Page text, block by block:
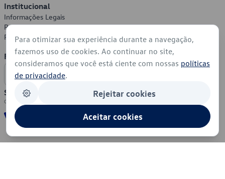
Institucional
Informações Legais
Política de Privacidade
Política de Cookies
Formas de Pagamento
Segurança
Para otimizar sua experiência durante a navegação,
fazemos uso de cookies. Ao continuar no site,
consideramos que você está ciente com nossas políticas
de privacidade.
Rejeitar cookies
Aceitar cookies